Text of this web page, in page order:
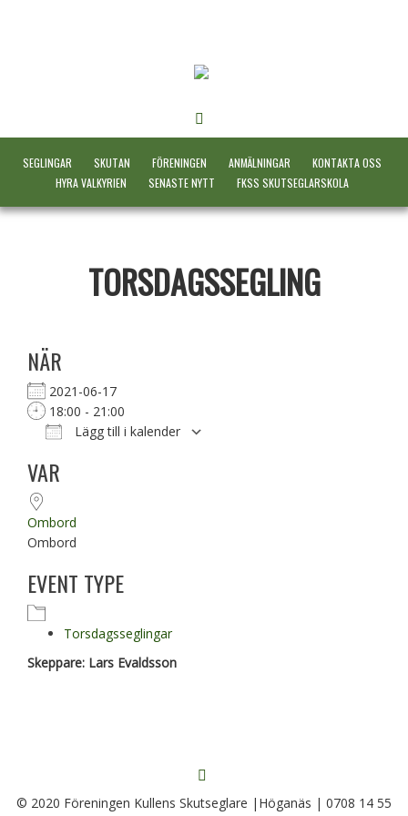
OSS
PÅ
FACEBOOK
SEGLINGAR SKUTAN FÖRENINGEN ANMÄLNINGAR
KONTAKTA OSS
HYRA VALKYRIEN
SENASTE NYTT FKSS SKUTSEGLARSKOLA
TORSDAGSSEGLING
NÄR
2021-06-17
18:00 - 21:00
Lägg till i kalender
VAR
Ombord
Ombord
EVENT TYPE
Torsdagsseglingar
Skeppare: Lars Evaldsson
PÅ
© 2020 Föreningen Kullens Skutseglare |Höganäs | 0708 14 55